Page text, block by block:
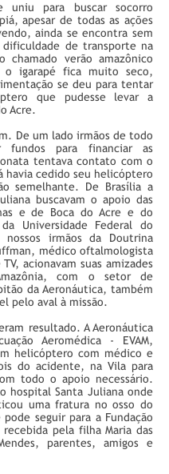
uniu para buscar socorro
apesar de todas as ações
ainda se encontra sem
de transporte na
chamado verão amazônico
o igarapé fica muito seco,
se deu para tentar
que pudesse levar a
Acre.
De um lado irmãos de todo
fundos para financiar as
tentava contato com o
havia cedido seu helicóptero
semelhante. De Brasília a
buscavam o apoio das
e de Boca do Acre e do
Universidade Federal do
irmãos da Doutrina
médico oftalmologista
acionavam suas amizades
com o setor de
da Aeronáutica, também
pelo aval à missão.
resultado. A Aeronáutica
Aeromédica - EVAM,
helicóptero com médico e
do acidente, na Vila para
todo o apoio necessário.
hospital Santa Juliana onde
uma fratura no osso do
seguir para a Fundação
pela filha Maria das
parentes, amigos e